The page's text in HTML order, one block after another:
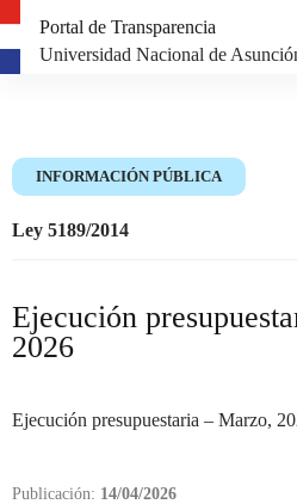
Portal de Transparencia
Universidad Nacional de
INFORMACIÓN PÚBLICA
Ley 5189/2014
Ejecución
2026
Ejecución presupuestaria – Marzo,
Publicación: 14/04/2026